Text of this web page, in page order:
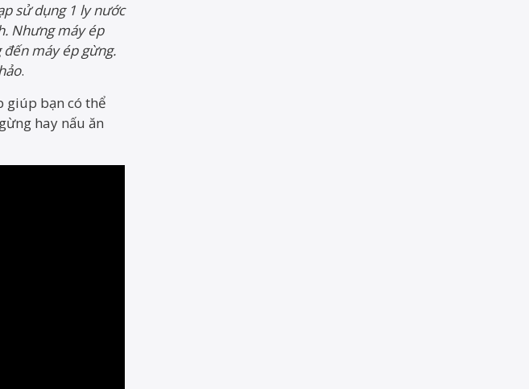
sử dụng 1 ly nước
Nhưng máy ép
máy ép gừng.
.
bạn có thể
hay nấu ăn